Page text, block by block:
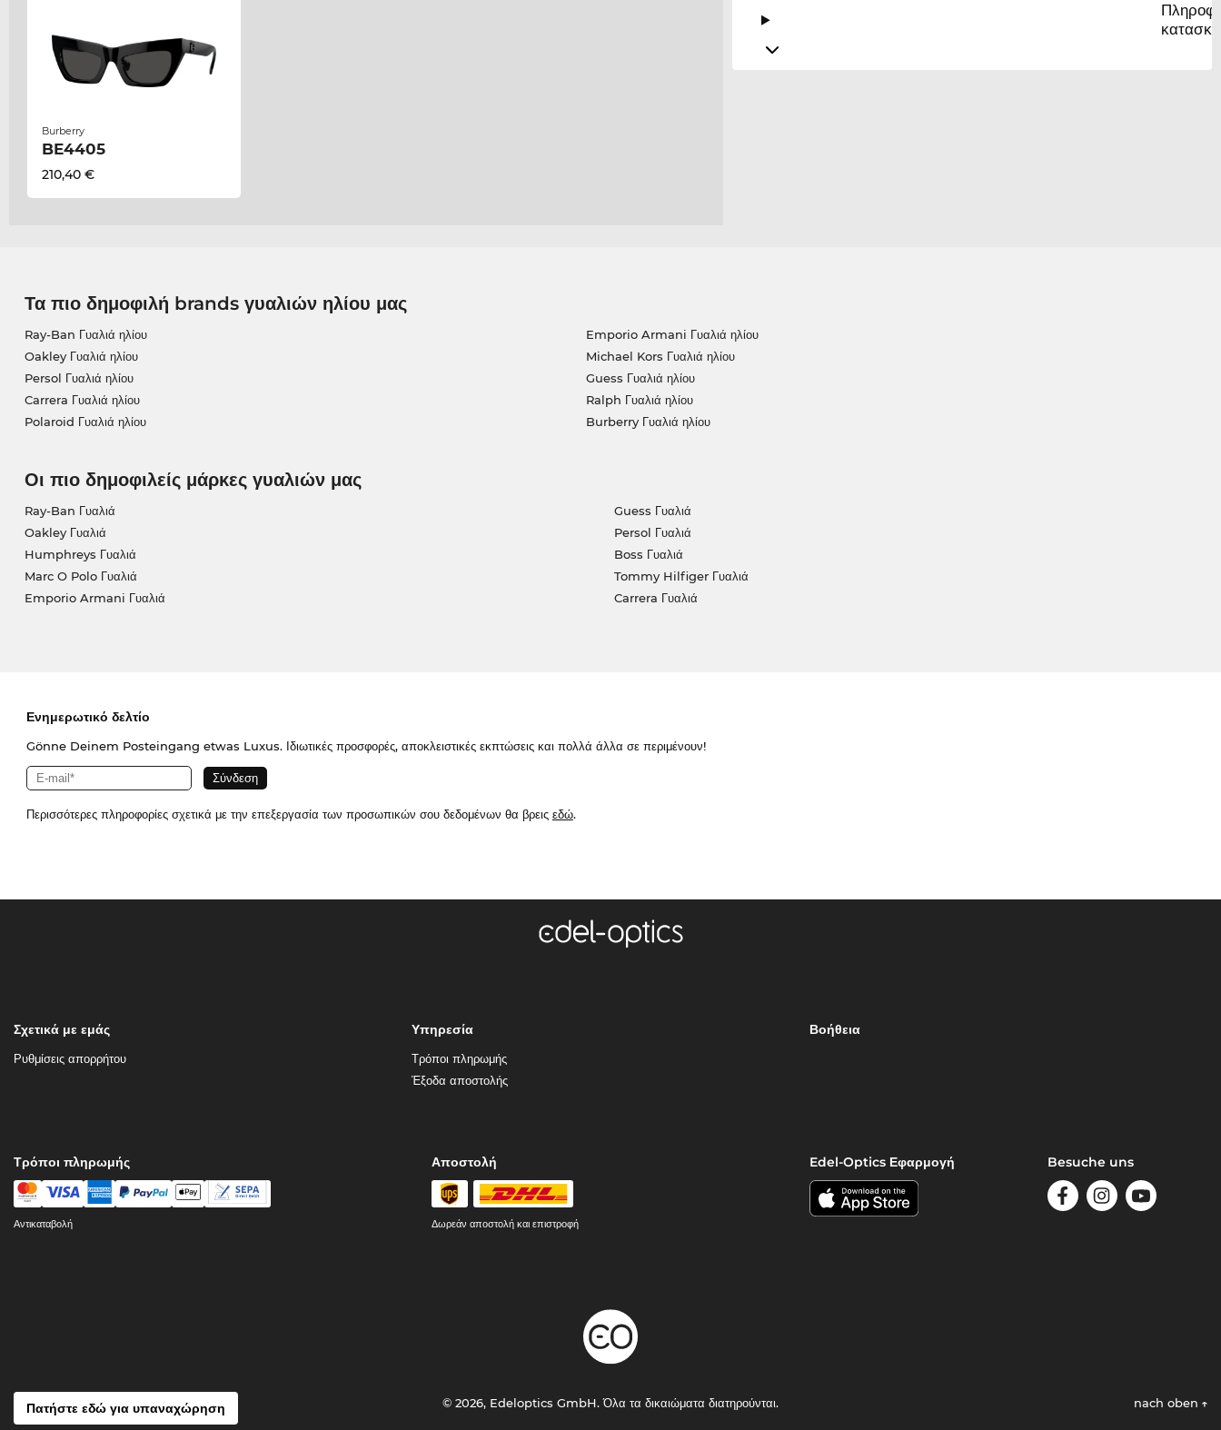
Burberry
BE4405
210,40 €
Τα πιο δημοφιλή brands γυαλιών ηλίου μας
Ray-Ban Γυαλιά ηλίου
Oakley Γυαλιά ηλίου
Persol Γυαλιά ηλίου
Carrera Γυαλιά ηλίου
Polaroid Γυαλιά ηλίου
Emporio Armani Γυαλιά ηλίου
Michael Kors Γυαλιά ηλίου
Guess Γυαλιά ηλίου
Ralph Γυαλιά ηλίου
Burberry Γυαλιά ηλίου
Οι πιο δημοφιλείς μάρκες γυαλιών μας
Ray-Ban Γυαλιά
Oakley Γυαλιά
Humphreys Γυαλιά
Marc O Polo Γυαλιά
Emporio Armani Γυαλιά
Guess Γυαλιά
Persol Γυαλιά
Boss Γυαλιά
Tommy Hilfiger Γυαλιά
Carrera Γυαλιά
Ενημερωτικό δελτίο
Gönne Deinem Posteingang etwas Luxus. Ιδιωτικές προσφορές, αποκλειστικές εκπτώσεις και πολλά άλλα σε περιμένουν!
Περισσότερες πληροφορίες σχετικά με την επεξεργασία των προσωπικών σου δεδομένων θα βρεις εδώ.
Σχετικά με εμάς
Ρυθμίσεις απορρήτου
Υπηρεσία
Τρόποι πληρωμής
Έξοδα αποστολής
Βοήθεια
Τρόποι πληρωμής
Αντικαταβολή
Αποστολή
Δωρεάν αποστολή και επιστροφή
Edel-Optics Εφαρμογή Besuche uns
Πατήστε εδώ για υπαναχώρηση © 2026, Edeloptics GmbH. Όλα τα δικαιώματα διατηρούνται. nach oben